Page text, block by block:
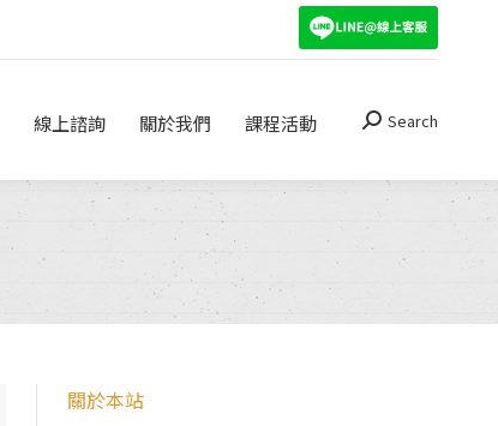
線上諮詢 關於我們 課程活動 Search:
Search
關於本站